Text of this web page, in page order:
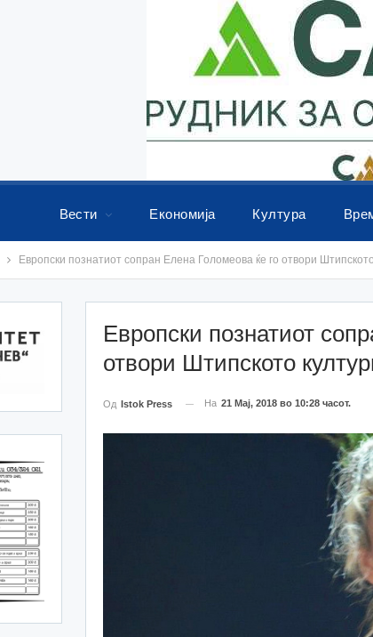
Вести Економија Култура
Европски познатиот сопран Елена Голомеова ќе го отвори
Европски познатиот
отвори Штипското
Од Istok Press На 21 Мај, 2018 во 10:28 часот.